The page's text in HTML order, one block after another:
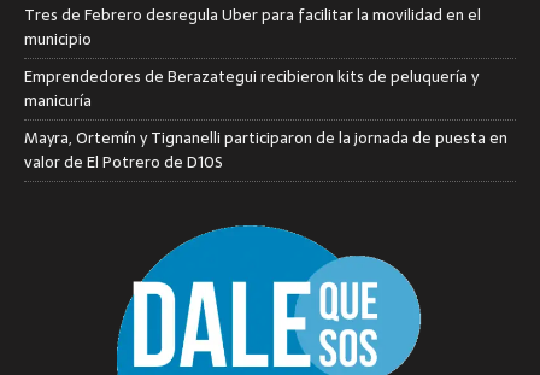
Tres de Febrero desregula Uber para facilitar la movilidad en el
municipio
Emprendedores de Berazategui recibieron kits de peluquería y
manicuría
Mayra, Ortemín y Tignanelli participaron de la jornada de puesta en
valor de El Potrero de D10S